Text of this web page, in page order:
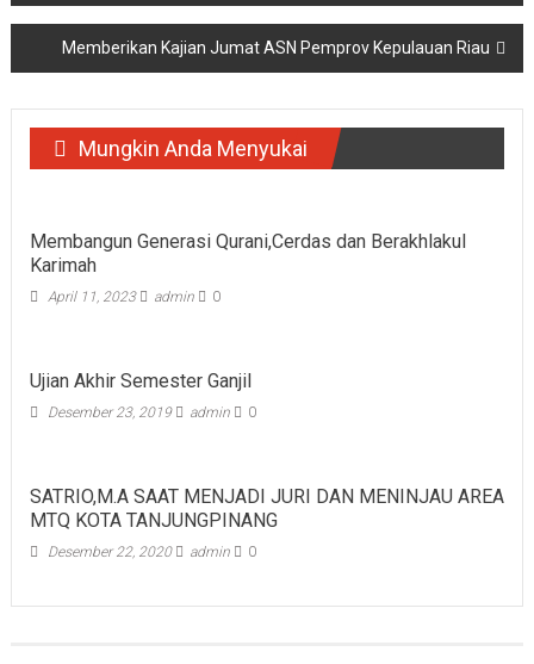
pos
Memberikan Kajian Jumat ASN Pemprov Kepulauan Riau
Mungkin Anda Menyukai
Membangun Generasi Qurani,Cerdas dan Berakhlakul
Karimah
April 11, 2023 admin 0
Ujian Akhir Semester Ganjil
Desember 23, 2019 admin 0
SATRIO,M.A SAAT MENJADI JURI DAN MENINJAU AREA
MTQ KOTA TANJUNGPINANG
Desember 22, 2020 admin 0